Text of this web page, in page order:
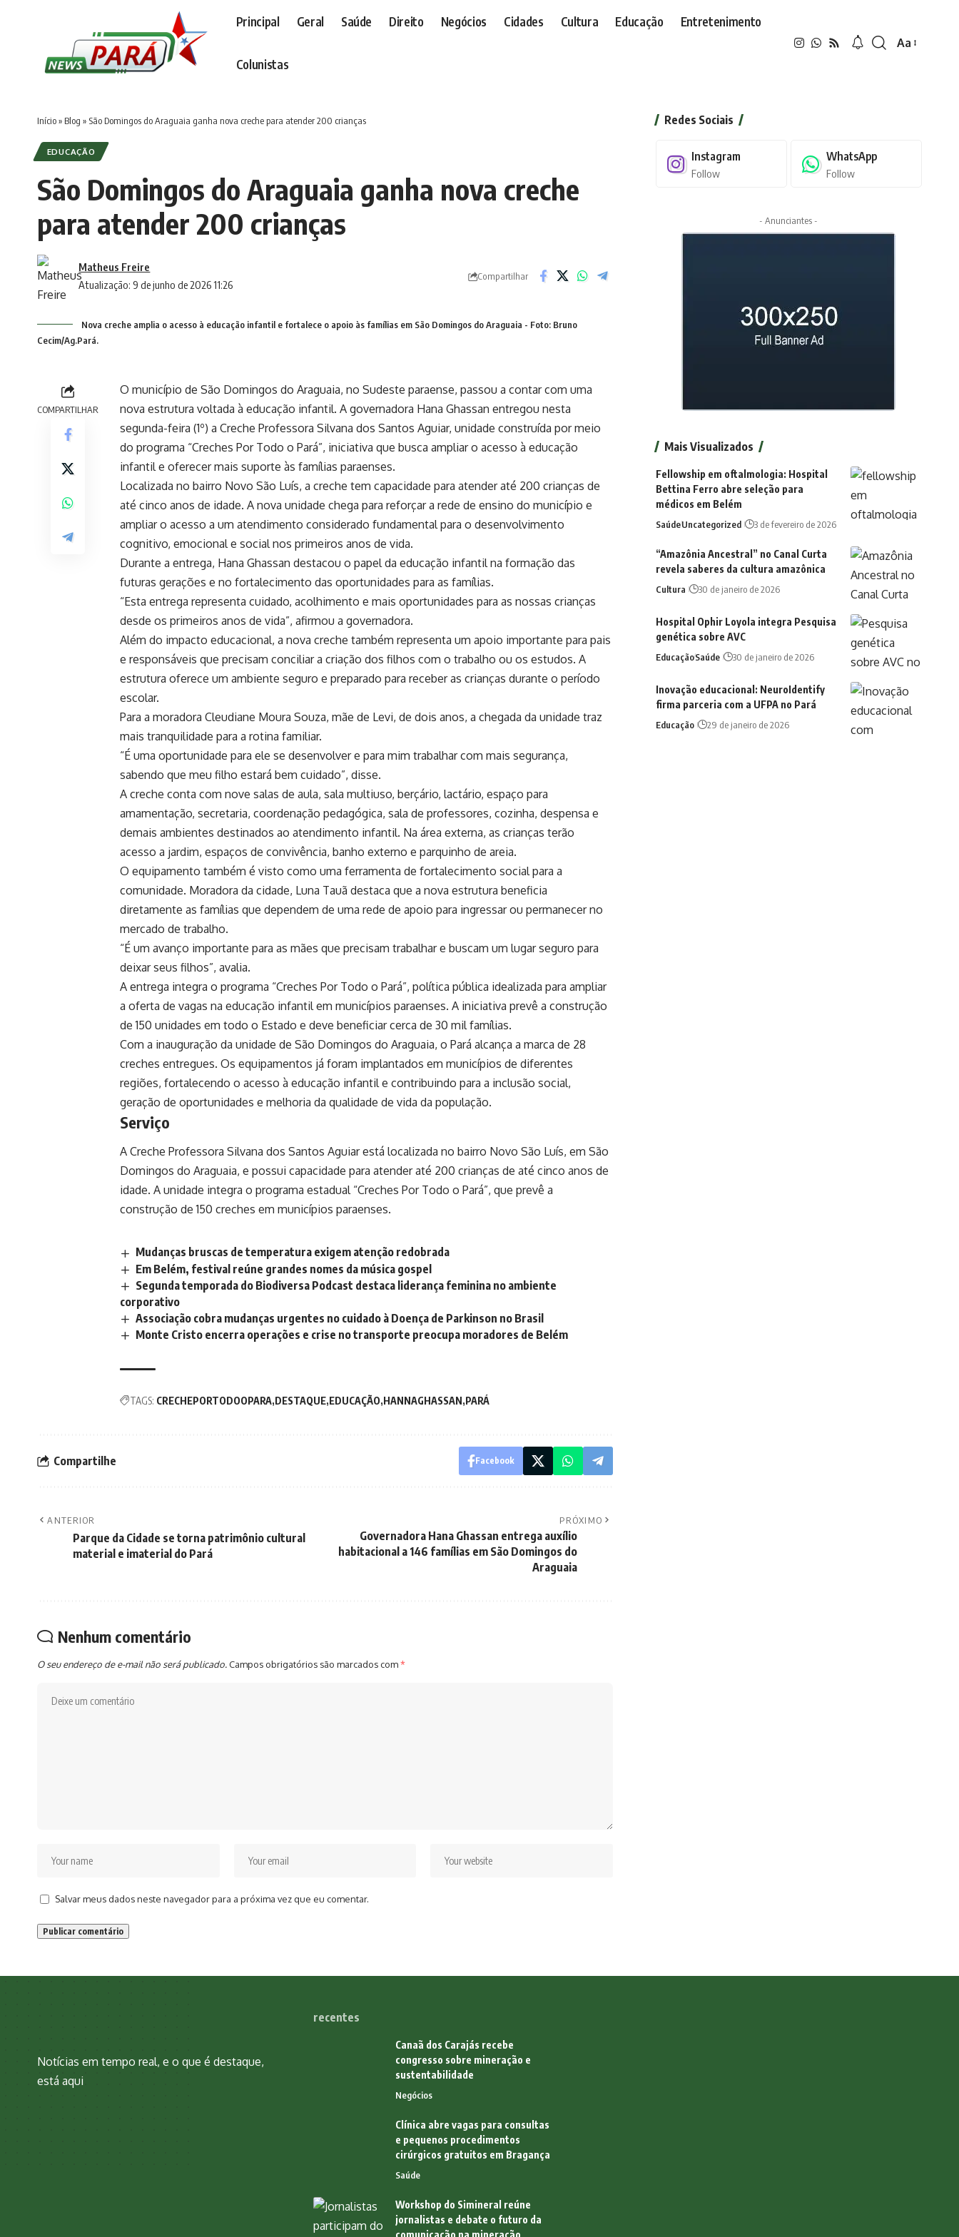
Principal Geral Saúde Direito Negócios Cidades Cultura Educação Entretenimento
Colunistas
Font
Aa
Início» Blog » São Domingos do Araguaia ganha nova creche para atender 200 crianças
EDUCAÇÃO
São Domingos do Araguaia ganha nova creche
para atender 200 crianças
Atualização: 9 de junho de 2026 11:26
Matheus Freire
Compartilhar
Nova creche amplia o acesso à educação infantil e fortalece o apoio às famílias em São Domingos do Araguaia - Foto: Bruno
Cecim/Ag.Pará.
COMPARTILHAR
O município de São Domingos do Araguaia, no Sudeste paraense, passou a contar com uma
nova estrutura voltada à educação infantil. A governadora Hana Ghassan entregou nesta
segunda-feira (1º) a Creche Professora Silvana dos Santos Aguiar, unidade construída por meio
do programa “Creches Por Todo o Pará”, iniciativa que busca ampliar o acesso à educação
infantil e oferecer mais suporte às famílias paraenses.
Localizada no bairro Novo São Luís, a creche tem capacidade para atender até 200 crianças de
até cinco anos de idade. A nova unidade chega para reforçar a rede de ensino do município e
ampliar o acesso a um atendimento considerado fundamental para o desenvolvimento
cognitivo, emocional e social nos primeiros anos de vida.
Durante a entrega, Hana Ghassan destacou o papel da educação infantil na formação das
futuras gerações e no fortalecimento das oportunidades para as famílias.
“Esta entrega representa cuidado, acolhimento e mais oportunidades para as nossas crianças
desde os primeiros anos de vida”, afirmou a governadora.
Além do impacto educacional, a nova creche também representa um apoio importante para pais
e responsáveis que precisam conciliar a criação dos filhos com o trabalho ou os estudos. A
estrutura oferece um ambiente seguro e preparado para receber as crianças durante o período
escolar.
Para a moradora Cleudiane Moura Souza, mãe de Levi, de dois anos, a chegada da unidade traz
mais tranquilidade para a rotina familiar.
“É uma oportunidade para ele se desenvolver e para mim trabalhar com mais segurança,
sabendo que meu filho estará bem cuidado”, disse.
A creche conta com nove salas de aula, sala multiuso, berçário, lactário, espaço para
amamentação, secretaria, coordenação pedagógica, sala de professores, cozinha, despensa e
demais ambientes destinados ao atendimento infantil. Na área externa, as crianças terão
acesso a jardim, espaços de convivência, banho externo e parquinho de areia.
O equipamento também é visto como uma ferramenta de fortalecimento social para a
comunidade. Moradora da cidade, Luna Tauã destaca que a nova estrutura beneficia
diretamente as famílias que dependem de uma rede de apoio para ingressar ou permanecer no
mercado de trabalho.
“É um avanço importante para as mães que precisam trabalhar e buscam um lugar seguro para
deixar seus filhos”, avalia.
A entrega integra o programa “Creches Por Todo o Pará”, política pública idealizada para ampliar
a oferta de vagas na educação infantil em municípios paraenses. A iniciativa prevê a construção
de 150 unidades em todo o Estado e deve beneficiar cerca de 30 mil famílias.
Com a inauguração da unidade de São Domingos do Araguaia, o Pará alcança a marca de 28
creches entregues. Os equipamentos já foram implantados em municípios de diferentes
regiões, fortalecendo o acesso à educação infantil e contribuindo para a inclusão social,
geração de oportunidades e melhoria da qualidade de vida da população.
Serviço
A Creche Professora Silvana dos Santos Aguiar está localizada no bairro Novo São Luís, em São
Domingos do Araguaia, e possui capacidade para atender até 200 crianças de até cinco anos de
idade. A unidade integra o programa estadual “Creches Por Todo o Pará”, que prevê a
construção de 150 creches em municípios paraenses.
Mudanças bruscas de temperatura exigem atenção redobrada
Em Belém, festival reúne grandes nomes da música gospel
Segunda temporada do Biodiversa Podcast destaca liderança feminina no ambiente
corporativo
Associação cobra mudanças urgentes no cuidado à Doença de Parkinson no Brasil
Monte Cristo encerra operações e crise no transporte preocupa moradores de Belém
TAGS: CRECHEPORTODOOPARA DESTAQUE EDUCAÇÃO HANNAGHASSAN PARÁ
Compartilhe Facebook
ANTERIOR
Parque da Cidade se torna patrimônio cultural
material e imaterial do Pará
PRÓXIMO
Governadora Hana Ghassan entrega auxílio
habitacional a 146 famílias em São Domingos do
Araguaia
Nenhum comentário
O seu endereço de e-mail não será publicado. Campos obrigatórios são marcados com*
Salvar meus dados neste navegador para a próxima vez que eu comentar.
Redes Sociais
Instagram
Follow
WhatsApp
Follow
- Anunciantes -
Mais Visualizados
Fellowship em oftalmologia: Hospital
Bettina Ferro abre seleção para
médicos em Belém
SaúdeUncategorized 3 de fevereiro de 2026
“Amazônia Ancestral” no Canal Curta
revela saberes da cultura amazônica
Cultura 30 de janeiro de 2026
Hospital Ophir Loyola integra Pesquisa
genética sobre AVC
EducaçãoSaúde 30 de janeiro de 2026
Inovação educacional: NeuroIdentify
firma parceria com a UFPA no Pará
Educação 29 de janeiro de 2026
Notícias em tempo real, e o que é destaque,
está aqui
recentes
Canaã dos Carajás recebe
congresso sobre mineração e
sustentabilidade
Negócios
Clínica abre vagas para consultas
e pequenos procedimentos
cirúrgicos gratuitos em Bragança
Saúde
Workshop do Simineral reúne
jornalistas e debate o futuro da